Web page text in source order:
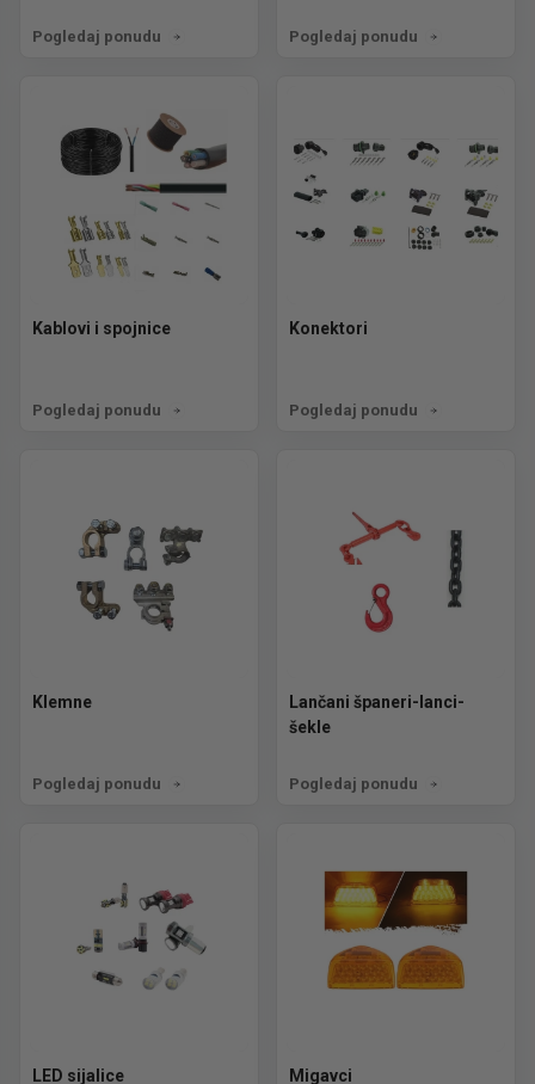
Pogledaj ponudu Pogledaj ponudu
Kablovi i spojnice
Pogledaj ponudu
Konektori
Pogledaj ponudu
Klemne
Pogledaj ponudu
Lančani španeri-lanci-
šekle
Pogledaj ponudu
LED sijalice Migavci